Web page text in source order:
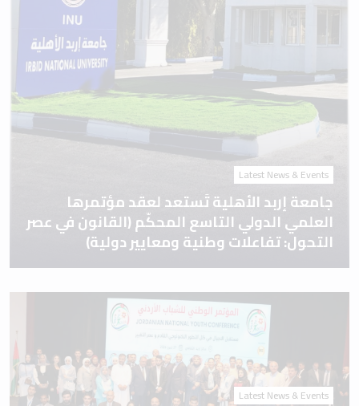
Latest News & Events
جامعة إربد الأهلية تَستعد لعقد مؤتمرها
العلمي الدولي التاسع المحكّم (القانون في عصر
التحول: تفاعلات وطنية ومعايير دولية)
Latest News & Events